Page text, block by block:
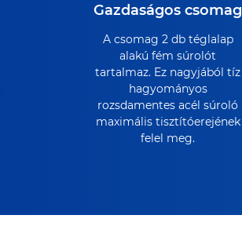
Gazdaságos csomag
A csomag 2 db téglalap
alakú fém súrolót
tartalmaz. Ez nagyjából tíz
hagyományos
rozsdamentes acél súroló
maximális tisztítóerejének
felel meg.